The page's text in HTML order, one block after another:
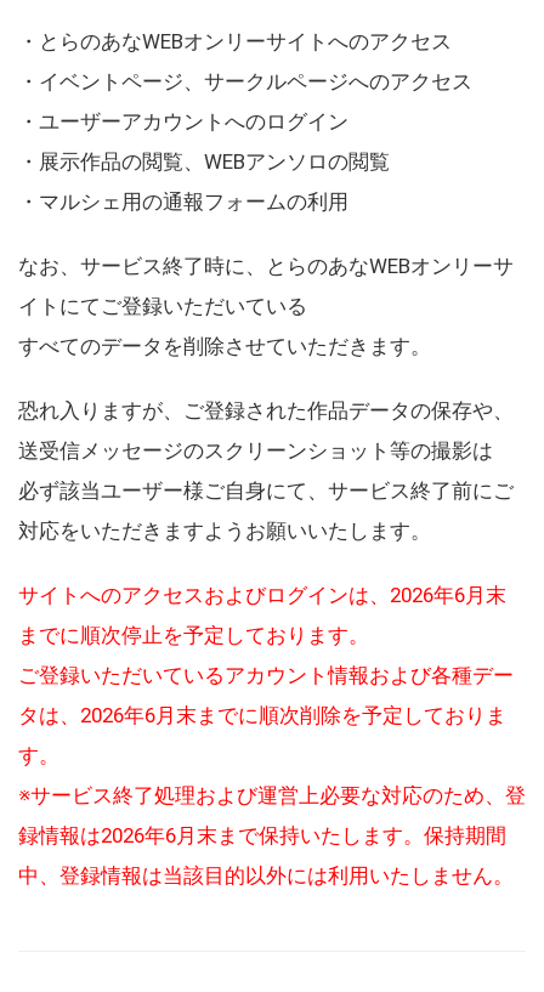
・とらのあなWEBオンリーサイトへのアクセス
・イベントページ、サークルページへのアクセス
・ユーザーアカウントへのログイン
・展示作品の閲覧、WEBアンソロの閲覧
・マルシェ用の通報フォームの利用
なお、サービス終了時に、とらのあなWEBオンリーサ
イトにてご登録いただいている
すべてのデータを削除させていただきます。
恐れ入りますが、ご登録された作品データの保存や、
送受信メッセージのスクリーンショット等の撮影は
必ず該当ユーザー様ご自身にて、サービス終了前にご
対応をいただきますようお願いいたします。
サイトへのアクセスおよびログインは、2026年6月末
までに順次停止を予定しております。
ご登録いただいているアカウント情報および各種デー
タは、2026年6月末までに順次削除を予定しておりま
す。
※サービス終了処理および運営上必要な対応のため、登
録情報は2026年6月末まで保持いたします。保持期間
中、登録情報は当該目的以外には利用いたしません。